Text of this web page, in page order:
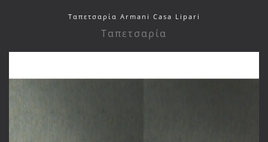
Ταπετσαρία Armani Casa Lipari
Ταπετσαρία